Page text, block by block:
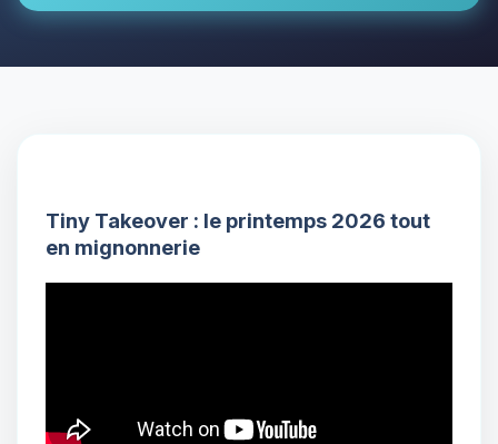
Tiny Takeover : le printemps 2026 tout
en mignonnerie